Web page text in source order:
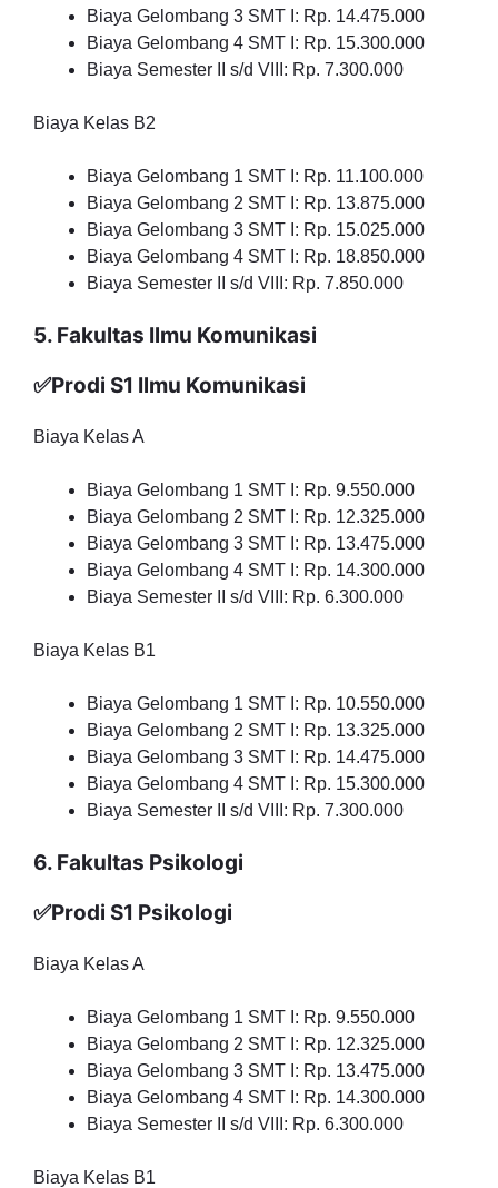
Biaya Gelombang 3 SMT I: Rp. 14.475.000
Biaya Gelombang 4 SMT I: Rp. 15.300.000
Biaya Semester II s/d VIII: Rp. 7.300.000
Biaya Kelas B2
Biaya Gelombang 1 SMT I: Rp. 11.100.000
Biaya Gelombang 2 SMT I: Rp. 13.875.000
Biaya Gelombang 3 SMT I: Rp. 15.025.000
Biaya Gelombang 4 SMT I: Rp. 18.850.000
Biaya Semester II s/d VIII: Rp. 7.850.000
5. Fakultas Ilmu Komunikasi
✅Prodi S1 Ilmu Komunikasi
Biaya Kelas A
Biaya Gelombang 1 SMT I: Rp. 9.550.000
Biaya Gelombang 2 SMT I: Rp. 12.325.000
Biaya Gelombang 3 SMT I: Rp. 13.475.000
Biaya Gelombang 4 SMT I: Rp. 14.300.000
Biaya Semester II s/d VIII: Rp. 6.300.000
Biaya Kelas B1
Biaya Gelombang 1 SMT I: Rp. 10.550.000
Biaya Gelombang 2 SMT I: Rp. 13.325.000
Biaya Gelombang 3 SMT I: Rp. 14.475.000
Biaya Gelombang 4 SMT I: Rp. 15.300.000
Biaya Semester II s/d VIII: Rp. 7.300.000
6. Fakultas Psikologi
✅Prodi S1 Psikologi
Biaya Kelas A
Biaya Gelombang 1 SMT I: Rp. 9.550.000
Biaya Gelombang 2 SMT I: Rp. 12.325.000
Biaya Gelombang 3 SMT I: Rp. 13.475.000
Biaya Gelombang 4 SMT I: Rp. 14.300.000
Biaya Semester II s/d VIII: Rp. 6.300.000
Biaya Kelas B1